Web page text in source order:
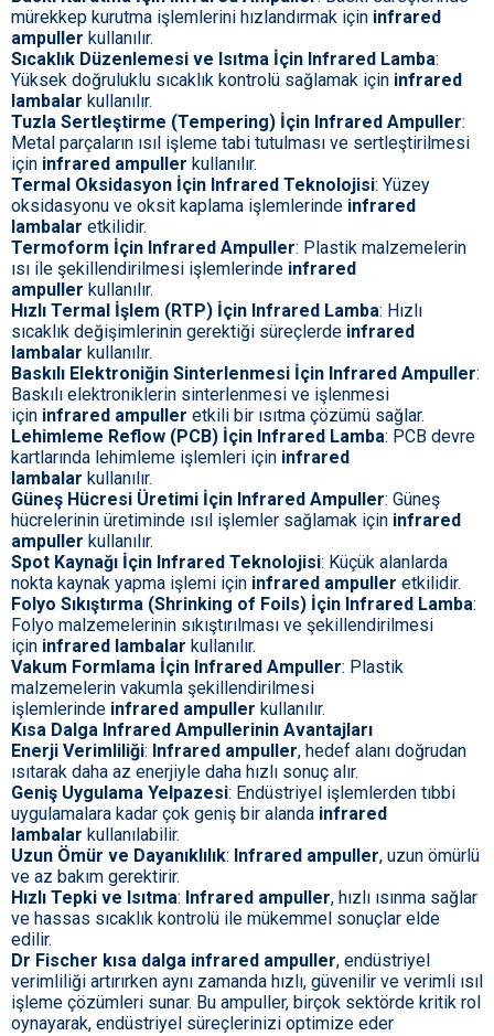
mürekkep kurutma işlemlerini hızlandırmak için infrared
ampuller kullanılır.
Sıcaklık Düzenlemesi ve Isıtma İçin Infrared Lamba:
Yüksek doğruluklu sıcaklık kontrolü sağlamak için infrared
lambalar kullanılır.
Tuzla Sertleştirme (Tempering) İçin Infrared Ampuller:
Metal parçaların ısıl işleme tabi tutulması ve sertleştirilmesi
için infrared ampuller kullanılır.
Termal Oksidasyon İçin Infrared Teknolojisi: Yüzey
oksidasyonu ve oksit kaplama işlemlerinde infrared
lambalar etkilidir.
Termoform İçin Infrared Ampuller: Plastik malzemelerin
ısı ile şekillendirilmesi işlemlerinde infrared
ampuller kullanılır.
Hızlı Termal İşlem (RTP) İçin Infrared Lamba: Hızlı
sıcaklık değişimlerinin gerektiği süreçlerde infrared
lambalar kullanılır.
Baskılı Elektroniğin Sinterlenmesi İçin Infrared Ampuller:
Baskılı elektroniklerin sinterlenmesi ve işlenmesi
için infrared ampuller etkili bir ısıtma çözümü sağlar.
Lehimleme Reflow (PCB) İçin Infrared Lamba: PCB devre
kartlarında lehimleme işlemleri için infrared
lambalar kullanılır.
Güneş Hücresi Üretimi İçin Infrared Ampuller: Güneş
hücrelerinin üretiminde ısıl işlemler sağlamak için infrared
ampuller kullanılır.
Spot Kaynağı İçin Infrared Teknolojisi: Küçük alanlarda
nokta kaynak yapma işlemi için infrared ampuller etkilidir.
Folyo Sıkıştırma (Shrinking of Foils) İçin Infrared Lamba:
Folyo malzemelerinin sıkıştırılması ve şekillendirilmesi
için infrared lambalar kullanılır.
Vakum Formlama İçin Infrared Ampuller: Plastik
malzemelerin vakumla şekillendirilmesi
işlemlerinde infrared ampuller kullanılır.
Kısa Dalga Infrared Ampullerinin Avantajları
Enerji Verimliliği: Infrared ampuller, hedef alanı doğrudan
ısıtarak daha az enerjiyle daha hızlı sonuç alır.
Geniş Uygulama Yelpazesi: Endüstriyel işlemlerden tıbbi
uygulamalara kadar çok geniş bir alanda infrared
lambalar kullanılabilir.
Uzun Ömür ve Dayanıklılık: Infrared ampuller, uzun ömürlü
ve az bakım gerektirir.
Hızlı Tepki ve Isıtma: Infrared ampuller, hızlı ısınma sağlar
ve hassas sıcaklık kontrolü ile mükemmel sonuçlar elde
edilir.
Dr Fischer kısa dalga infrared ampuller, endüstriyel
verimliliği artırırken aynı zamanda hızlı, güvenilir ve verimli ısıl
işleme çözümleri sunar. Bu ampuller, birçok sektörde kritik rol
oynayarak, endüstriyel süreçlerinizi optimize eder